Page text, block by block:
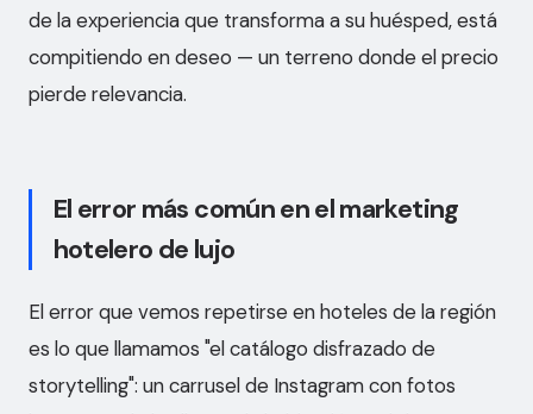
de la experiencia que transforma a su huésped, está
compitiendo en deseo — un terreno donde el precio
pierde relevancia.
El error más común en el marketing
hotelero de lujo
El error que vemos repetirse en hoteles de la región
es lo que llamamos "el catálogo disfrazado de
storytelling": un carrusel de Instagram con fotos